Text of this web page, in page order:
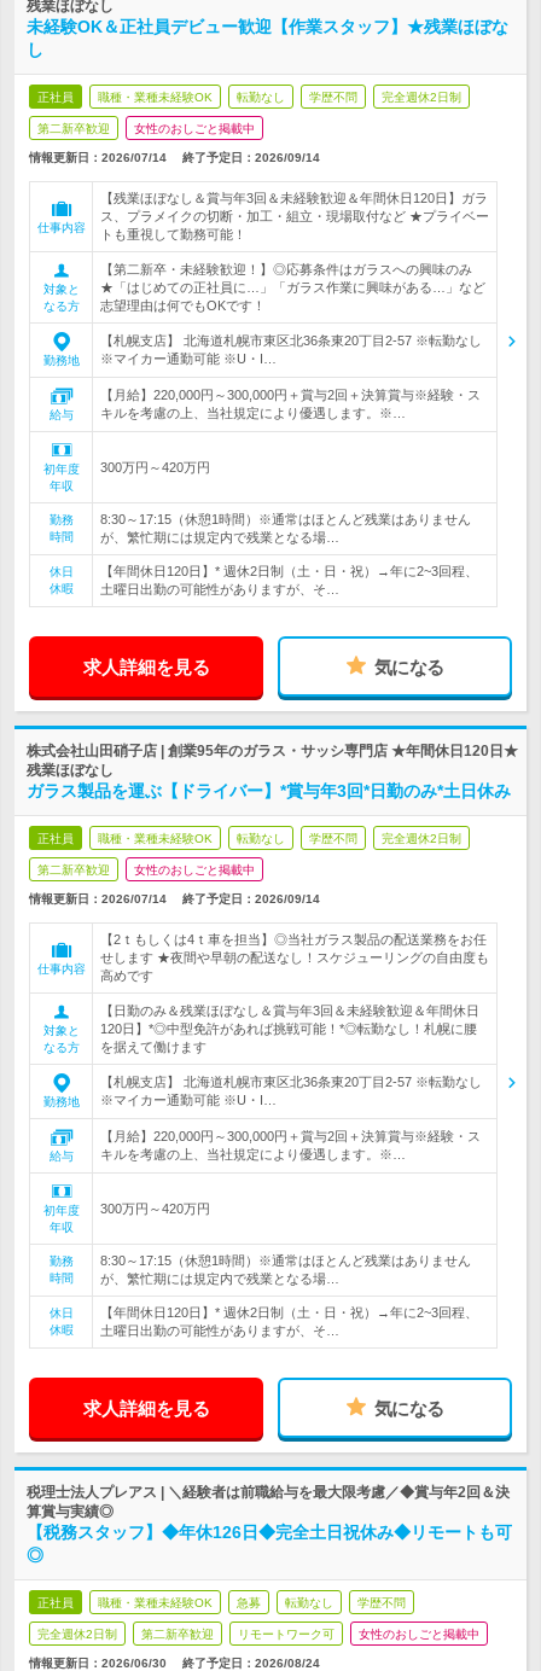
残業ほぼなし
未経験OK＆正社員デビュー歓迎【作業スタッフ】★残業ほぼな
し
正社員 職種・業種未経験OK 転勤なし 学歴不問 完全週休2日制
第二新卒歓迎 女性のおしごと掲載中
情報更新日：2026/07/14 終了予定日： 2026/09/14
仕事内容
【残業ほぼなし＆賞与年3回＆未経験歓迎＆年間休日120日】ガラ
ス、プラメイクの切断・加工・組立・現場取付など ★プライベー
トも重視して勤務可能！
対象と
なる方
【第二新卒・未経験歓迎！】◎応募条件はガラスへの興味のみ
★「はじめての正社員に…」「ガラス作業に興味がある…」など
志望理由は何でもOKです！
勤務地
【札幌支店】 北海道札幌市東区北36条東20丁目2-57 ※転勤なし
※マイカー通勤可能 ※U・I…
給与
【月給】220,000円～300,000円＋賞与2回＋決算賞与※経験・ス
キルを考慮の上、当社規定により優遇します。※…
初年度
年収
300万円～420万円
勤務
時間
8:30～17:15（休憩1時間）※通常はほとんど残業はありません
が、繁忙期には規定内で残業となる場…
休日
休暇
【年間休日120日】* 週休2日制（土・日・祝）→年に2~3回程、
土曜日出勤の可能性がありますが、そ…
求人詳細を見る 気になる
株式会社山田硝子店 | 創業95年のガラス・サッシ専門店 ★年間休日120日★
残業ほぼなし
ガラス製品を運ぶ【ドライバー】*賞与年3回*日勤のみ*土日休み
正社員 職種・業種未経験OK 転勤なし 学歴不問 完全週休2日制
第二新卒歓迎 女性のおしごと掲載中
情報更新日：2026/07/14 終了予定日： 2026/09/14
仕事内容
【2ｔもしくは4ｔ車を担当】◎当社ガラス製品の配送業務をお任
せします ★夜間や早朝の配送なし！スケジューリングの自由度も
高めです
対象と
なる方
【日勤のみ＆残業ほぼなし＆賞与年3回＆未経験歓迎＆年間休日
120日】*◎中型免許があれば挑戦可能！*◎転勤なし！札幌に腰
を据えて働けます
勤務地
【札幌支店】 北海道札幌市東区北36条東20丁目2-57 ※転勤なし
※マイカー通勤可能 ※U・I…
給与
【月給】220,000円～300,000円＋賞与2回＋決算賞与※経験・ス
キルを考慮の上、当社規定により優遇します。※…
初年度
年収
300万円～420万円
勤務
時間
8:30～17:15（休憩1時間）※通常はほとんど残業はありません
が、繁忙期には規定内で残業となる場…
休日
休暇
【年間休日120日】* 週休2日制（土・日・祝）→年に2~3回程、
土曜日出勤の可能性がありますが、そ…
求人詳細を見る 気になる
税理士法人プレアス | ＼経験者は前職給与を最大限考慮／◆賞与年2回＆決
算賞与実績◎
【税務スタッフ】◆年休126日◆完全土日祝休み◆リモートも可
◎
正社員 職種・業種未経験OK 急募 転勤なし 学歴不問
完全週休2日制 第二新卒歓迎 リモートワーク可 女性のおしごと掲載中
情報更新日：2026/06/30 終了予定日： 2026/08/24